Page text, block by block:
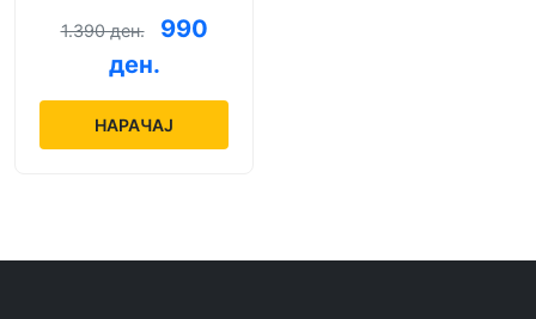
mAh + кабел за
полнење
1.390 ден.
990
ден.
НАРАЧАЈ